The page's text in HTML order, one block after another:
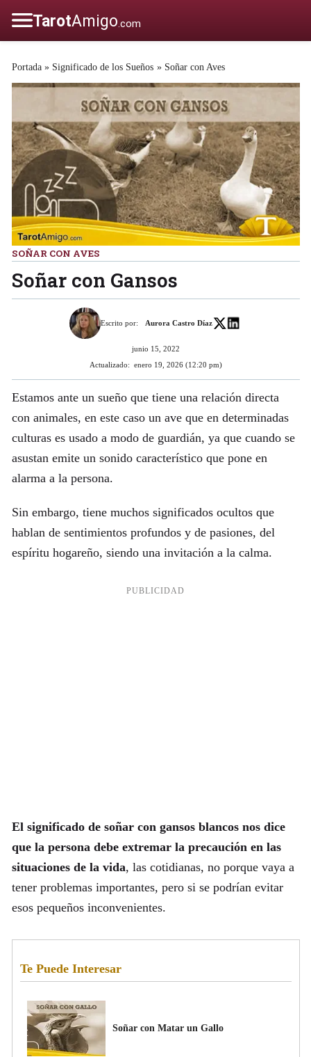
Portada » Significado de los Sueños » Soñar con Aves
SOÑAR CON AVES
Soñar con Gansos
Escrito por: Aurora Castro Díaz
junio 15, 2022
Actualizado: enero 19, 2026 (12:20 pm)
Estamos ante un sueño que tiene una relación directa
con animales, en este caso un ave que en determinadas
culturas es usado a modo de guardián, ya que cuando se
asustan emite un sonido característico que pone en
alarma a la persona.
Sin embargo, tiene muchos significados ocultos que
hablan de sentimientos profundos y de pasiones, del
espíritu hogareño, siendo una invitación a la calma.
El significado de soñar con gansos blancos nos dice
que la persona debe extremar la precaución en las
situaciones de la vida, las cotidianas, no porque vaya a
tener problemas importantes, pero si se podrían evitar
esos pequeños inconvenientes.
Te Puede Interesar
Soñar con Matar un Gallo